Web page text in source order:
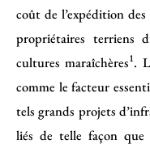
coût de l’expédition
propriétaires terriens
cultures maraîchères1.
comme le facteur
tels grands projets
liés de telle façon